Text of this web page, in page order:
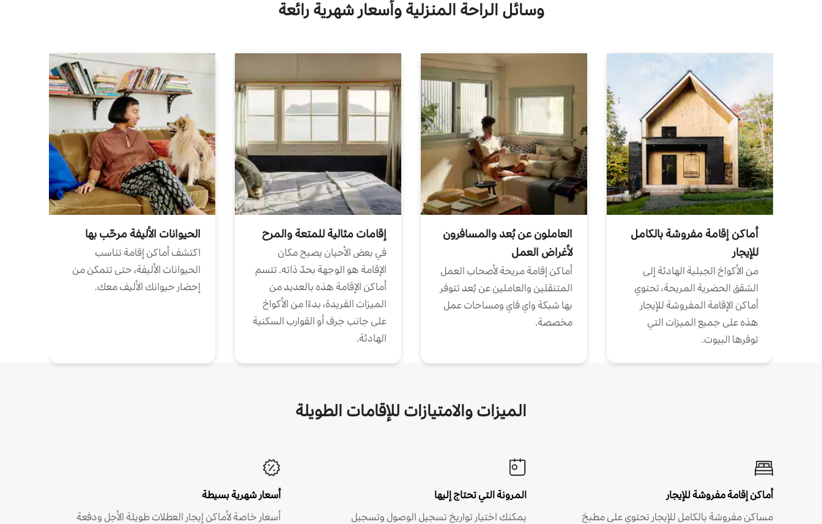
وسائل الراحة المنزلية وأسعار شهرية رائعة
أماكن إقامة مفروشة بالكامل
للإيجار
من الأكواخ الجبلية الهادئة إلى
الشقق الحضرية المريحة، تحتوي
أماكن الإقامة المفروشة للإيجار
هذه على جميع الميزات التي
توفرها البيوت.
العاملون عن بُعد والمسافرون
لأغراض العمل
أماكن إقامة مريحة لأصحاب العمل
المتنقلين والعاملين عن بُعد تتوفر
بها شبكة واي فاي ومساحات عمل
مخصصة.
إقامات مثالية للمتعة والمرح
في بعض الأحيان يصبح مكان
الإقامة هو الوجهة بحدّ ذاته. تتسم
أماكن الإقامة هذه بالعديد من
الميزات الفريدة، بدءًا من الأكواخ
على جانب جرف أو القوارب السكنية
الهادئة.
الحيوانات الأليفة مرحّب بها
اكتشف أماكن إقامة تناسب
الحيوانات الأليفة، حتى تتمكن من
إحضار حيوانك الأليف معك.
الميزات والامتيازات للإقامات الطويلة
أماكن إقامة مفروشة للإيجار
مساكن مفروشة بالكامل للإيجار تحتوي على مطبخ
المرونة التي تحتاج إليها
يمكنك اختيار تواريخ تسجيل الوصول وتسجيل
أسعار شهرية بسيطة
أسعار خاصة لأماكن إيجار العطلات طويلة الأجل ودفعة